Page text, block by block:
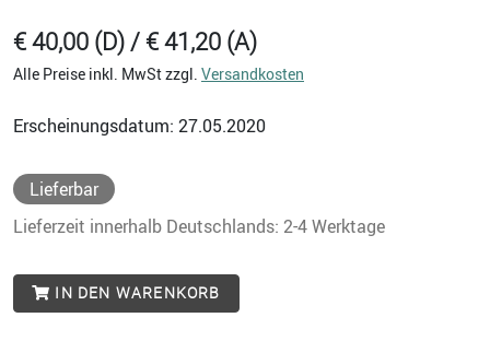
€ 40,00 (D) / € 41,20 (A)
Alle Preise inkl. MwSt zzgl. Versandkosten
Erscheinungsdatum: 27.05.2020
Lieferbar
Lieferzeit innerhalb Deutschlands: 2-4 Werktage
IN DEN WARENKORB